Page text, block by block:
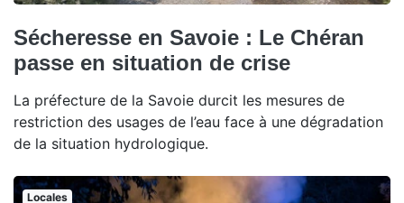
Sécheresse en Savoie : Le Chéran
passe en situation de crise
La préfecture de la Savoie durcit les mesures de
restriction des usages de l’eau face à une dégradation
de la situation hydrologique.
Locales